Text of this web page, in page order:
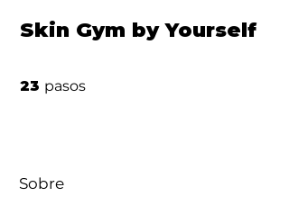
Skin Gym by Yourself
23 pasos
Sobre